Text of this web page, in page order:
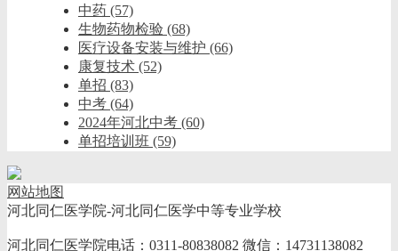
中药 (57)
生物药物检验 (68)
医疗设备安装与维护 (66)
康复技术 (52)
单招 (83)
中考 (64)
2024年河北中考 (60)
单招培训班 (59)
网站地图
河北同仁医学院-河北同仁医学中等专业学校
河北同仁医学院电话：0311-80838082 微信：14731138082